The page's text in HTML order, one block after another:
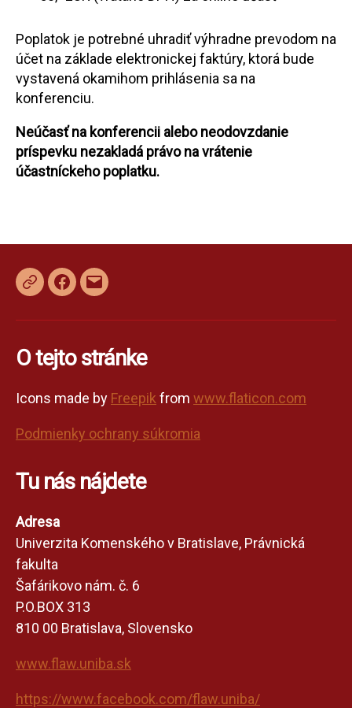
Poplatok je potrebné uhradiť výhradne prevodom na
účet na základe elektronickej faktúry, ktorá bude
vystavená okamihom prihlásenia sa na
konferenciu.
Neúčasť na konferencii alebo neodovzdanie
príspevku nezakladá právo na vrátenie
účastníckeho poplatku.
Facebook
E-
O tejto stránke
Icons made by Freepikfrom www.flaticon.com
Podmienky ochrany súkromia
Tu nás nájdete
Adresa
Univerzita Komenského v Bratislave, Právnická
fakulta
Šafárikovo nám. č. 6
P.O.BOX 313
810 00 Bratislava, Slovensko
www.flaw.uniba.sk
https://www.facebook.com/flaw.uniba/